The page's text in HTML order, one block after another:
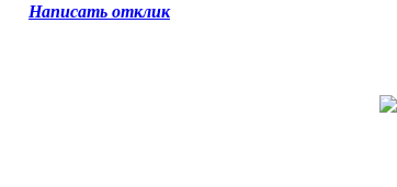
Написать отклик